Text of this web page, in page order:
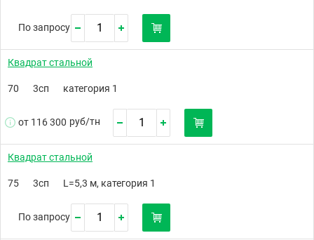
По запросу
Квадрат стальной
70 3сп категория 1
от 116 300 руб/тн
Квадрат стальной
75 3сп L=5,3 м, категория 1
По запросу